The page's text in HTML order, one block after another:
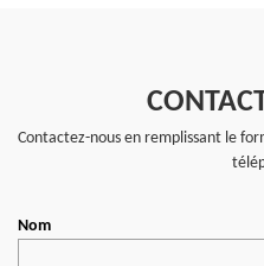
Contactez-nous en remplissant le
Nom